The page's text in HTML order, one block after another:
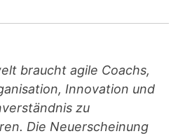
braucht agile Coachs,
Innovation und
zu
Die Neuerscheinung